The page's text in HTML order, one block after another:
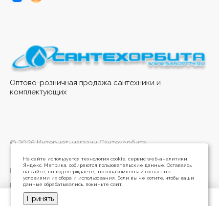
Оптово-розничная продажа сантехники и
комплектующих
© 2026 Интернет-магазин Сантехорбита
Политика конфиденциальности
Разработано в
На сайте используется технология cookie, сервис web-аналитики
Яндекс. Метрика, собираются пользовательские данные. Оставаясь
на сайте, вы подтверждаете, что ознакомлены и согласны с
условиями их сбора и использования. Если вы не хотите, чтобы ваши
данные обрабатывались, покиньте сайт.
Принять